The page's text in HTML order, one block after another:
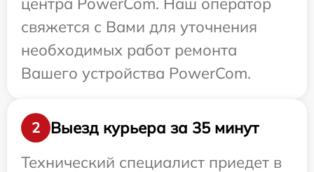
свяжется с Вами для уточнения
необходимых работ ремонта
Вашего устройства PowerCom.
2
Выезд курьера за 35 минут
Технический специалист приедет в